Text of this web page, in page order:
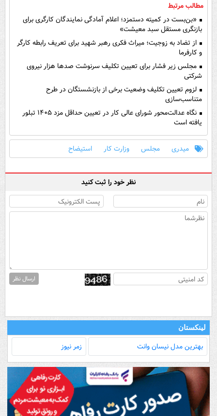
مطالب مرتبط
«بن‌بست در کمیته دستمزد؛ اعلام آمادگی نمایندگان کارگری برای
بازنگری مستقل سبد معیشت»
از تضاد به زوجیت؛ میراث فکری رهبر شهید برای تعریف رابطه کارگر
و کارفرما
مجلس زیر فشار برای تعیین تکلیف سرنوشت صدها هزار نیروی
شرکتی
لزوم تعیین تکلیف وضعیت برخی از بازنشستگان در طرح
متناسب‌سازی
نگاه عدالت‌محور شورای عالی کار در تعیین حداقل مزد ۱۴۰۵ تبلور
یافته است
میدری مجلس وزارت کار استیضاح
نظر خود را ثبت کنید
ارسال نظر
لینکستان
بهترین مدل‌ نیسان وانت زمر نیوز